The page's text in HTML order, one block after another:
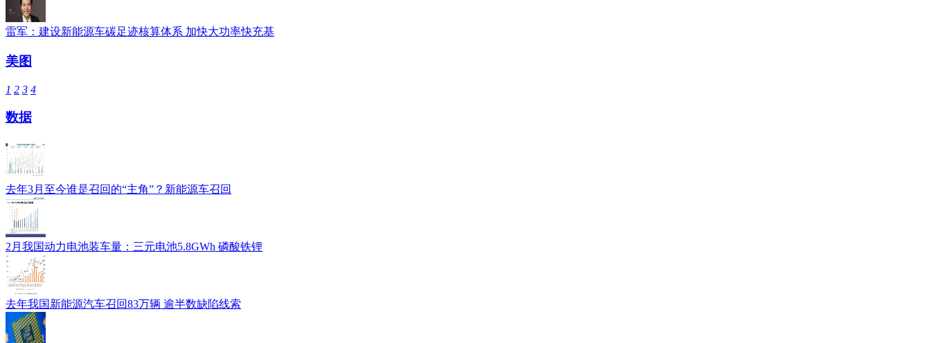
雷军：建设新能源车碳足迹核算体系 加快大功率快充基
美图
1 2 3 4
数据
去年3月至今谁是召回的“主角”？新能源车召回
2月我国动力电池装车量：三元电池5.8GWh 磷酸铁锂
去年我国新能源汽车召回83万辆 逾半数缺陷线索